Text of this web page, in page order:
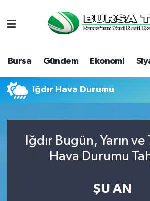
Bursa Gündem Ekonomi
Iğdır Hava Durumu
Iğdır Bugün, Yarın ve
Hava Durumu
ŞU AN
Bursa
Dünya
Ekonomi
Hava Durumu
Namaz Vakitleri
Süper Lig Puan Durumu ve
Son Dakika Haberleri